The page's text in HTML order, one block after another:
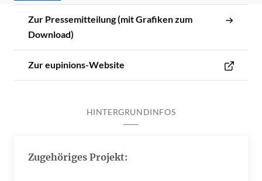
Zur Pressemitteilung (mit Grafiken zum
Download)
Zur eupinions-Website
HINTERGRUNDINFOS
Zugehöriges Projekt: